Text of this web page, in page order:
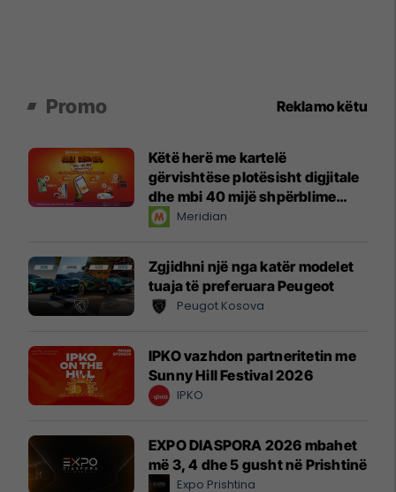
Promo Reklamo këtu
Këtë herë me kartelë
gërvishtëse plotësisht digjitale
dhe mbi 40 mijë shpërblime
instant!Meridian
Zgjidhni një nga katër modelet
tuaja të preferuara Peugeot
Peugot Kosova
IPKO vazhdon partneritetin me
Sunny Hill Festival 2026
IPKO
EXPO DIASPORA 2026 mbahet
më 3, 4 dhe 5 gusht në Prishtinë
Expo Prishtina